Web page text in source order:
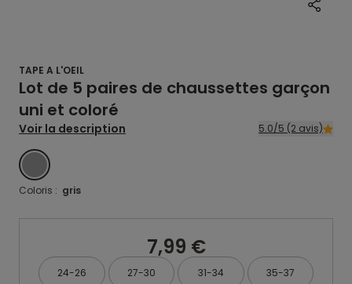
TAPE A L'OEIL
Lot de 5 paires de chaussettes garçon
uni et coloré
Voir la description 5.0/5 (2 avis)
GRIS
Coloris : gris
7,99 €
24-26 27-30 31-34 35-37